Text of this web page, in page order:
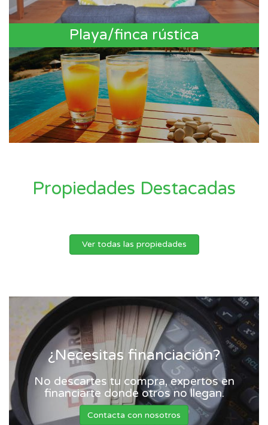
Playa/finca rústica
Propiedades Destacadas
Ver todas las propiedades
¿Necesitas financiación?
No descartes tu compra, expertos en
financiarte donde otros no llegan.
Contacta con nosotros